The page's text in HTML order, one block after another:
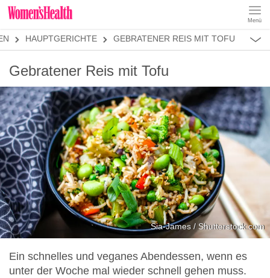
Menü
REZEPTE
HAUPTGERICHTE GEBRATENER REIS MIT TOFU
SNACKS
VORSPEISEN
HAUPTGERICHTE
SALATE
DESSERT
SUPPEN
SANDWICHES
Gebratener Reis mit Tofu
Sia-James / Shutterstock.com
Ein schnelles und veganes Abendessen, wenn es
unter der Woche mal wieder schnell gehen muss.